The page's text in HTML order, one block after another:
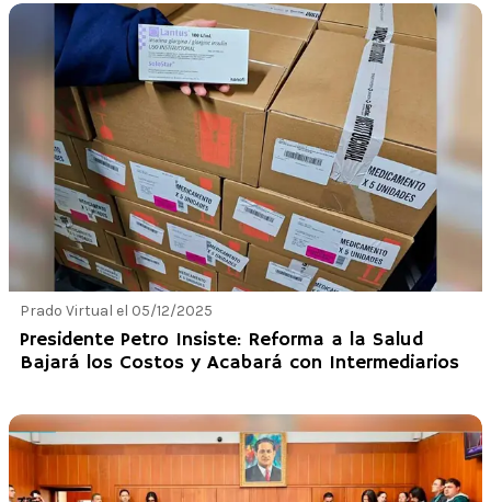
Prado Virtual el 05/12/2025
Presidente Petro Insiste: Reforma a la Salud
Bajará los Costos y Acabará con Intermediarios